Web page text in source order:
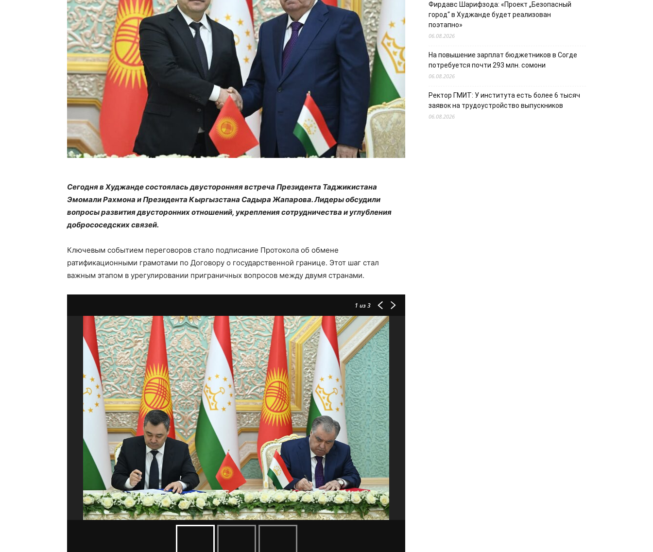
Сегодня в Худжанде состоялась двусторонняя встреча Президента Таджикистана
Эмомали Рахмона и Президента Кыргызстана Садыра Жапарова. Лидеры обсудили
вопросы развития двусторонних отношений, укрепления сотрудничества и углубления
добрососедских связей.
Ключевым событием переговоров стало подписание Протокола об обмене
ратификационными грамотами по Договору о государственной границе. Этот шаг стал
важным этапом в урегулировании приграничных вопросов между двумя странами.
1 из 3
Фирдавс Шарифзода: «Проект „Безопасный
город“ в Худжанде будет реализован
поэтапно»
06.08.2026
На повышение зарплат бюджетников в Согде
потребуется почти 293 млн. сомони
06.08.2026
Ректор ГМИТ: У института есть более 6 тысяч
заявок на трудоустройство выпускников
06.08.2026